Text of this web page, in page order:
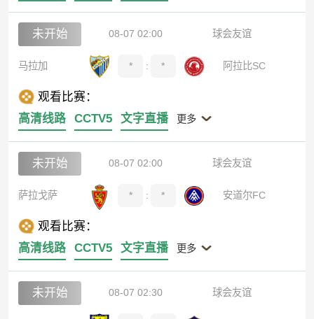
未开始 08-07 02:00 球会友谊
马拉加 * : * 阿拉比SC
观看比赛：
高清线路
CCTV5 文字直播 更多
未开始 08-07 02:00 球会友谊
萨拉戈萨 * : * 安道尔FC
观看比赛：
高清线路
CCTV5 文字直播 更多
未开始 08-07 02:30 球会友谊